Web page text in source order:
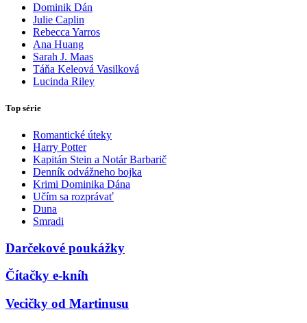
Dominik Dán
Julie Caplin
Rebecca Yarros
Ana Huang
Sarah J. Maas
Táňa Keleová Vasilková
Lucinda Riley
Top série
Romantické úteky
Harry Potter
Kapitán Stein a Notár Barbarič
Denník odvážneho bojka
Krimi Dominika Dána
Učím sa rozprávať
Duna
Smradi
Darčekové poukážky
Čítačky e-kníh
Vecičky od Martinusu